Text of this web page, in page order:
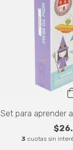
Set para aprender
3 cuotas sin